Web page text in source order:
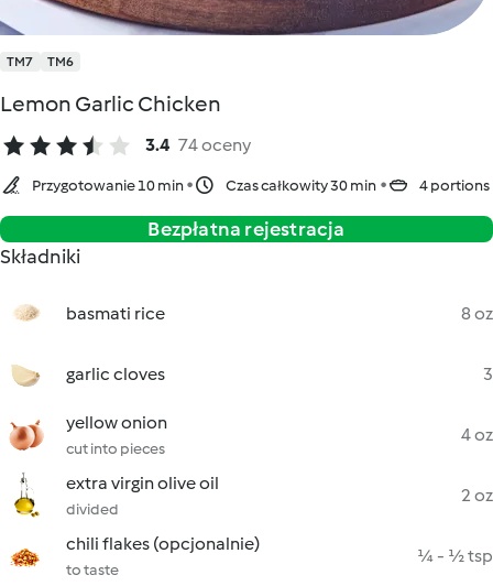
TM7 TM6
Lemon Garlic Chicken
3.4 74 oceny
Przygotowanie 10 min Czas całkowity 30 min 4 portions
Bezpłatna rejestracja
Składniki
basmati rice 8 oz
garlic cloves 3
yellow onion
cut into pieces
4 oz
extra virgin olive oil
divided
2 oz
chili flakes (opcjonalnie)
to taste
¼ - ½ tsp